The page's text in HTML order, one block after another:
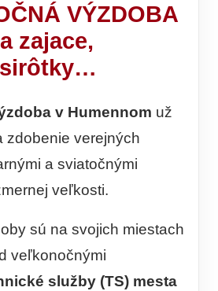
VÝZDOBA
zajace,
v Humennom už
zdobenie verejných
a sviatočnými
veľkosti.
sú na svojich miestach
veľkonočnými
služby (TS) mesta